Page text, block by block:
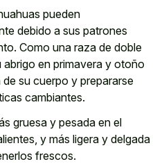
pueden
debido a sus patrones
Como una raza de doble
en primavera y otoño
su cuerpo y prepararse
cambiantes.
gruesa y pesada en el
y más ligera y delgada
frescos.